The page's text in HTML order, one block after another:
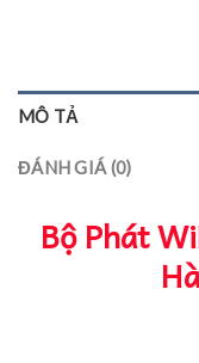
MÔ TẢ
ĐÁNH GIÁ (0)
Bộ Phát